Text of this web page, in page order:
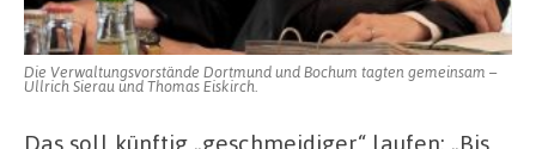
Die Verwaltungsvorstände Dortmund und Bochum tagten gemeinsam –
Ullrich Sierau und Thomas Eiskirch.
Das soll künftig „geschmeidiger“ laufen: „Bis